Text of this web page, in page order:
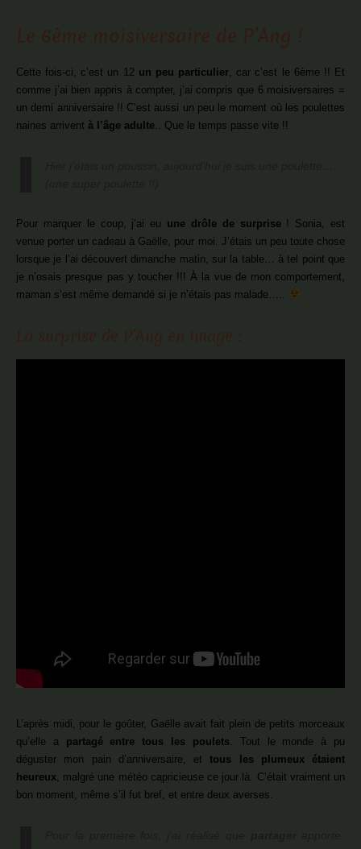
Cette fois-ci, c’est un 12 un peu particulier, car c’est le 6ème !! Et
comme j’ai bien appris à compter, j’ai compris que 6 moisiversaires =
un demi anniversaire !! C’est aussi un peu le moment où les poulettes
naines arrivent à l’âge adulte.. Que le temps passe vite !!
Pour marquer le coup, j’ai eu une drôle de surprise! Sonia, est
venue porter un cadeau à Gaëlle, pour moi. J’étais un peu toute chose
lorsque je l’ai découvert dimanche matin, sur la table… à tel point que
je n’osais presque pas y toucher !!! À la vue de mon comportement,
maman s’est même demandé si je n’étais pas malade…..
L’après midi, pour le goûter, Gaëlle avait fait plein de petits morceaux
qu’elle a partagé entre tous les poulets. Tout le monde à pu
déguster mon pain d’anniversaire, ettous les plumeux étaient
heureux , malgré une météo capricieuse ce jour là. C’était vraiment un
bon moment, même s’il fut bref, et entre deux averses.